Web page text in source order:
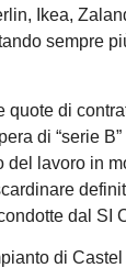
Ikea,
sempre
di
di “serie
lavoro in
dal SI
di